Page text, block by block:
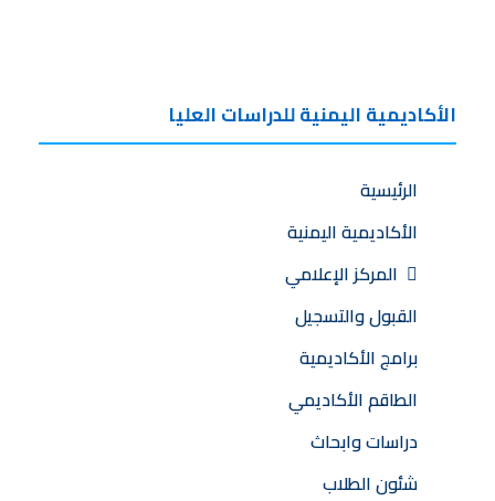
الأكاديمية اليمنية للدراسات العليا
الرئيسية
الأكاديمية اليمنية
المركز الإعلامي
القبول والتسجيل
برامج الأكاديمية
الطاقم الأكاديمي
دراسات وابحاث
شئون الطلاب